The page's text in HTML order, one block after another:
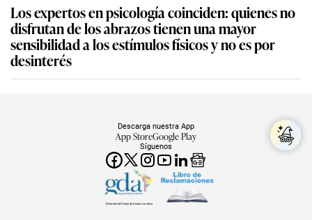
Los expertos en psicología coinciden: quienes no
disfrutan de los abrazos tienen una mayor
sensibilidad a los estímulos físicos y no es por
desinterés
Síguenos
Descarga nuestra App
App StoreGoogle Play
Miembro del Grupo de Diarios América